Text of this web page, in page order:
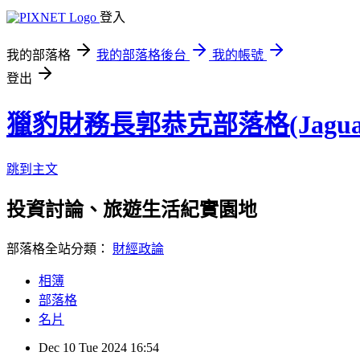
登入
我的部落格 我的部落格後台
我的帳號
登出
獵豹財務長郭恭克部落格
跳到主文
投資討論、旅遊生活紀實園地
部落格全站分類： 財經政論
相簿
部落格
名片
Dec 10 Tue 2024 16:54